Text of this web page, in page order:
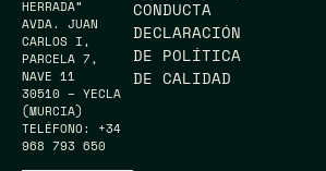
HERRADA”
AVDA. JUAN
CARLOS I,
PARCELA 7,
NAVE 11
30510 – YECLA
(MURCIA)
TELÉFONO: +34
968 793 650
CONDUCTA
DECLARACIÓN
DE POLÍTICA
DE CALIDAD